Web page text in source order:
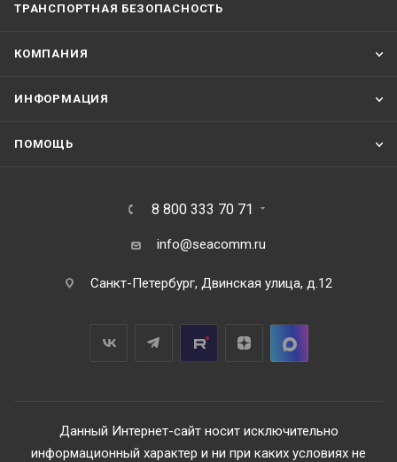
ТРАНСПОРТНАЯ БЕЗОПАСНОСТЬ
КОМПАНИЯ
ИНФОРМАЦИЯ
ПОМОЩЬ
8 800 333 70 71
info@seacomm.ru
Санкт-Петербург, Двинская улица, д.12
Данный Интернет-сайт носит исключительно
информационный характер и ни при каких условиях не